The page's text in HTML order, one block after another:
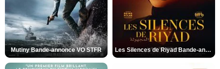
Mutiny Bande-annonce VO STFR Les Silences de Riyad Bande-annonce VO STFR